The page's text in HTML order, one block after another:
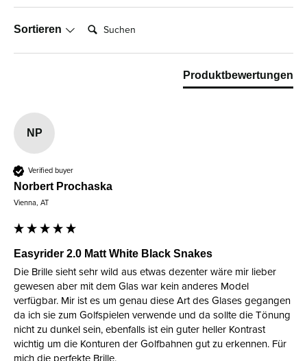
Sortieren Suchen:
Produktbewertungen
NP
Verified buyer
Norbert Prochaska
Vienna, AT
Easyrider 2.0 Matt White Black Snakes
Die Brille sieht sehr wild aus etwas dezenter wäre mir lieber
gewesen aber mit dem Glas war kein anderes Model
verfügbar. Mir ist es um genau diese Art des Glases gegangen
da ich sie zum Golfspielen verwende und da sollte die Tönung
nicht zu dunkel sein, ebenfalls ist ein guter heller Kontrast
wichtig um die Konturen der Golfbahnen gut zu erkennen. Für
mich die perfekte Brille.